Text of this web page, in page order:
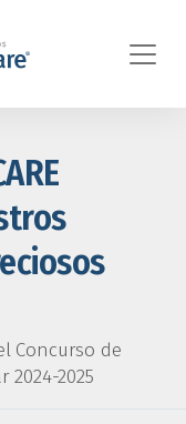
Concurso de
2024-2025